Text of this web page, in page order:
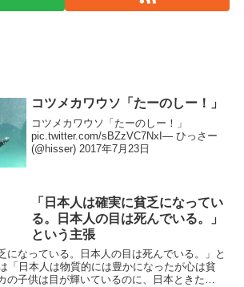
コツメカワウソ「たーのしー！」
コツメカワウソ「たーのしー！」
pic.twitter.com/sBZzVC7NxI— ひっさー
(@hisser) 2017年7月23日
「日本人は確実に貧乏になってい
る。日本人の目は死んでいる。」
という主張
になっている。日本人の目は死んでいる。」と
「日本人は物質的には豊かになったが心は貧
の子供は目が輝いているのに、日本ときた